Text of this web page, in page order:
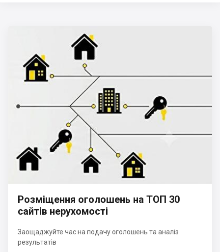
Розміщення оголошень на ТОП 30
сайтів нерухомості
Заощаджуйте час на подачу оголошень та аналіз
результатів